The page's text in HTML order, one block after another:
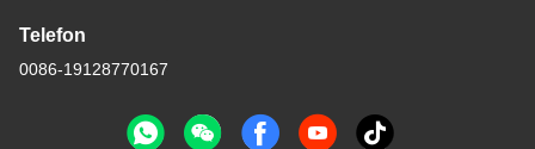
Telefon
0086-19128770167